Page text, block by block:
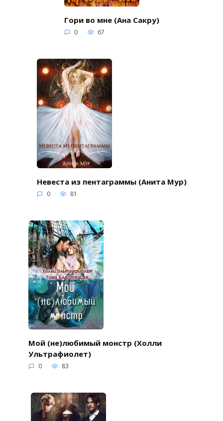
Гори во мне (Ана Сакру)
0 67
Невеста из пентаграммы (Анита Мур)
0 81
Мой (не)любимый монстр (Холли
Ультрафиолет)
0 83